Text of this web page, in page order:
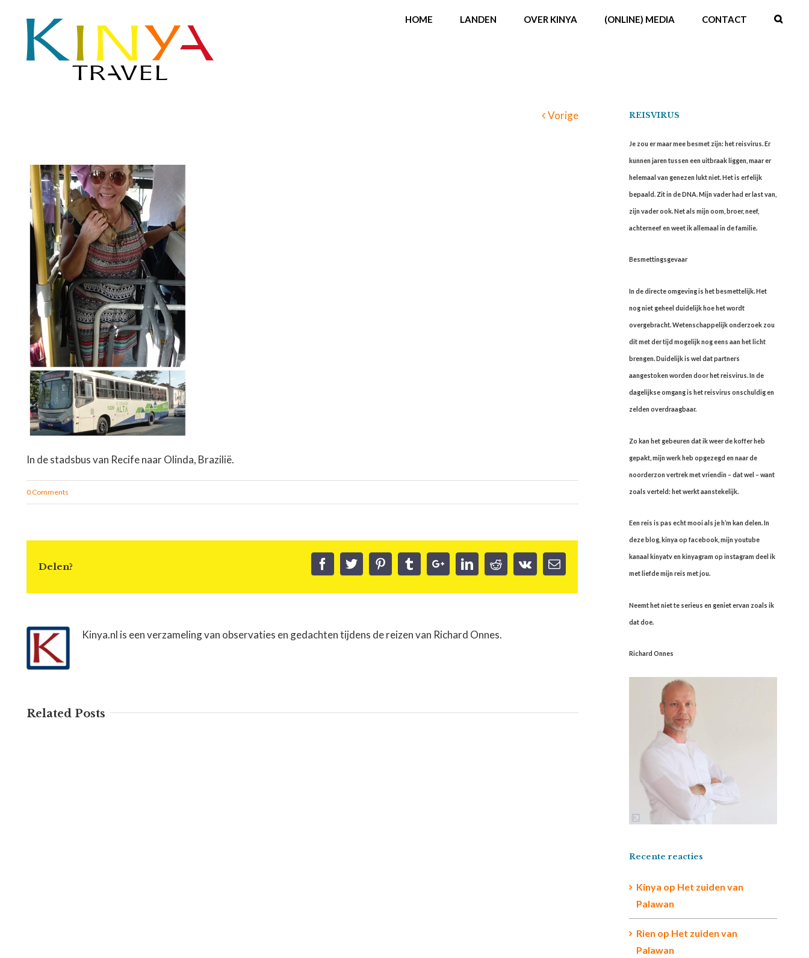
HOME LANDEN OVER KINYA (ONLINE) MEDIA CONTACT
Vorige
In de stadsbus van Recife naar Olinda, Brazilië.
0 Comments
Delen?
Kinya.nl is een verzameling van observaties en gedachten tijdens de reizen van Richard Onnes.
Related Posts
REISVIRUS
Je zou er maar mee besmet zijn: het reisvirus. Er
kunnen jaren tussen een uitbraak liggen, maar er
helemaal van genezen lukt niet. Het is erfelijk
bepaald. Zit in de DNA. Mijn vader had er last van,
zijn vader ook. Net als mijn oom, broer, neef,
achterneef en weet ik allemaal in de familie.
Besmettingsgevaar
In de directe omgeving is het besmettelijk. Het
nog niet geheel duidelijk hoe het wordt
overgebracht. Wetenschappelijk onderzoek zou
dit met der tijd mogelijk nog eens aan het licht
brengen. Duidelijk is wel dat partners
aangestoken worden door het reisvirus. In de
dagelijkse omgang is het reisvirus onschuldig en
zelden overdraagbaar.
Zo kan het gebeuren dat ik weer de koffer heb
gepakt, mijn werk heb opgezegd en naar de
noorderzon vertrek met vriendin – dat wel – want
zoals verteld: het werkt aanstekelijk.
Een reis is pas echt mooi als je h’m kan delen. In
deze blog, kinya op facebook, mijn youtube
kanaal kinyatv en kinyagram op instagram deel ik
met liefde mijn reis met jou.
Neemt het niet te serieus en geniet ervan zoals ik
dat doe.
Richard Onnes
Recente reacties
Kinya op Het zuiden van
Palawan
Rien op Het zuiden van
Palawan